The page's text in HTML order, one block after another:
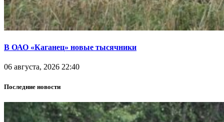
В ОАО «Каганец» новые тысячники
06 августа, 2026 22:40
Последние новости